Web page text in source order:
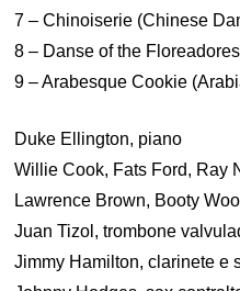
7 – Chinoiserie (Chinese
8 – Danse of the
9 – Arabesque Cookie
Duke Ellington, piano
Willie Cook, Fats Ford, Ray
Lawrence Brown, Booty
Juan Tizol, trombone
Jimmy Hamilton, clarinete e